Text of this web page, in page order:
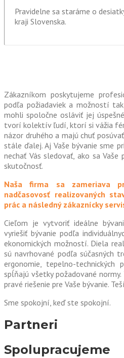
Pravidelne sa staráme o
kraji Slovenska.
Zákazníkom poskytujeme
podľa požiadaviek a možností
mohli spoločne osláviť jej
tvorí kolektív ľudí, ktorí si vážia
názor druhého a majú chuť
stále ďalej. Aj Vaše bývanie sme
nechať Vás sledovať, ako sa Vaše
skutočnosť.
Naša firma sa zameriava
nadčasovosť realizovaných
prác a následný zákaznícky
Cieľom je vytvoriť ideálne
vyriešiť bývanie podľa
ekonomických možností. Diela
sú navrhované podľa súčasných
ergonomie, tepelno-technických
spĺňajú všetky požadované
pravé riešenie pre Vaše bývanie.
Sme spokojní, keď ste spokojní.
Partneri
Spolupracujeme